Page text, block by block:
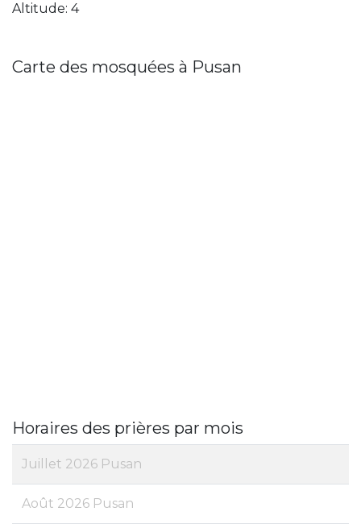
Altitude: 4
Carte des mosquées à Pusan
Horaires des prières par mois
Juillet 2026 Pusan
Août 2026 Pusan